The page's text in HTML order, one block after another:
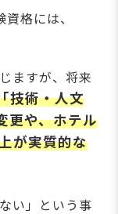
格には、
ますが、将来
技術・人文
更や、ホテル
が実質的な
い」という事